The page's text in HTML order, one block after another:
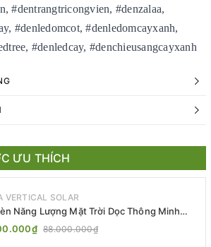
#dentrangtricongvien, #denzalaa,
#denledomcot, #denledomcayxanh,
#denledcay, #denchieusangcayxanh
ƯU THÍCH
VERTICAL SOLAR
Năng Lượng Mặt Trời Dọc Thông Minh
360 | ZALAA Jsc
88.000.000₫